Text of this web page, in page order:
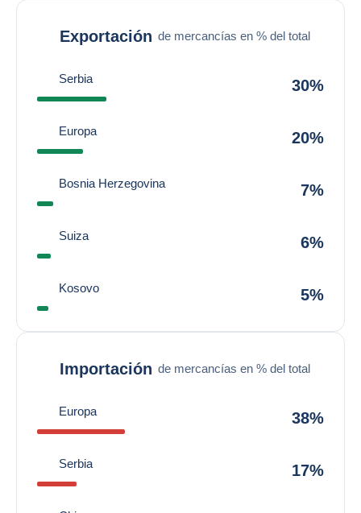
Exportación de mercancías en % del total
Serbia 30%
Europa 20%
Bosnia Herzegovina 7%
Suiza 6%
Kosovo 5%
Importación de mercancías en % del total
Europa 38%
Serbia 17%